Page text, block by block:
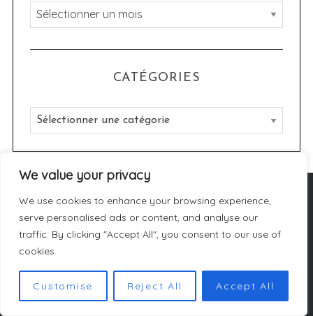
We value your privacy
We use cookies to enhance your browsing experience,
serve personalised ads or content, and analyse our
traffic. By clicking "Accept All", you consent to our use of
cookies.
Customise Reject All Accept All
A
r
c
v
CATÉGORIES
C
a
t
é
o
r
i
e
s
DERNIERS ARTICLES